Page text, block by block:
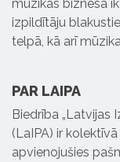
mūzikas biznesa
izpildītāju
telpā, kā arī
PAR LAIPA
Biedrība „Latvijas
(LaIPA) ir
apvienojušies